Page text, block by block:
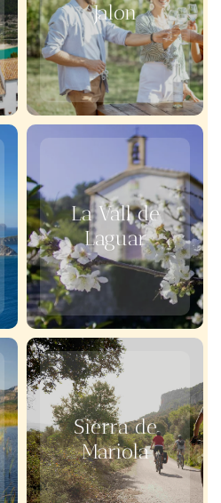
Jalon
La Vall de
Laguar
Sierra de
Mariola